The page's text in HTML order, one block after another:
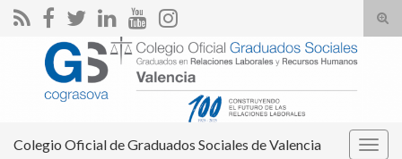
el
Search for:
Colegio Oficial de Graduados Sociales de Valencia